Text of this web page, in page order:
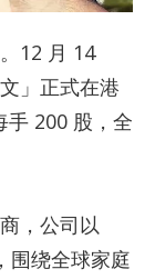
12 月 14
」正式在港
手 200 股，全
，公司以
围绕全球家庭